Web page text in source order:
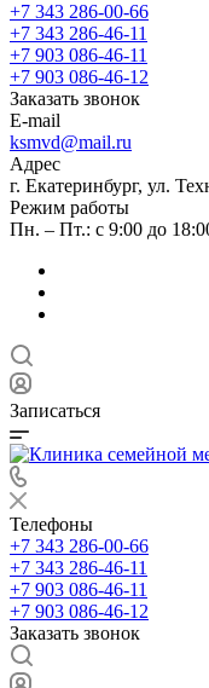
+7 343 286-00-66
+7 343 286-46-11
+7 903 086-46-11
+7 903 086-46-12
Заказать звонок
E-mail
ksmvd@mail.ru
Адрес
г. Екатеринбург, ул.
Режим работы
Пн. – Пт.: с 9:00 до
Записаться
Телефоны
+7 343 286-00-66
+7 343 286-46-11
+7 903 086-46-11
+7 903 086-46-12
Заказать звонок